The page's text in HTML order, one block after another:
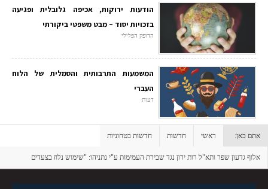
הודעות ירוקות, אכיפה גלובלית ופגיעה
בזכויות יסוד – מבט משפטי ביקורתי
הדופק הפלילי
המשמעות התרבותית והסמלית של הלוח
העברי
דעות
אתם כאן: ראשי חדשות חדשות בטחוניות
אלוף גדעון שפר ותא"ל רות ירון נגד שבירת העמימות ע"י נתניהו: "שימוש נלוז בצעדים